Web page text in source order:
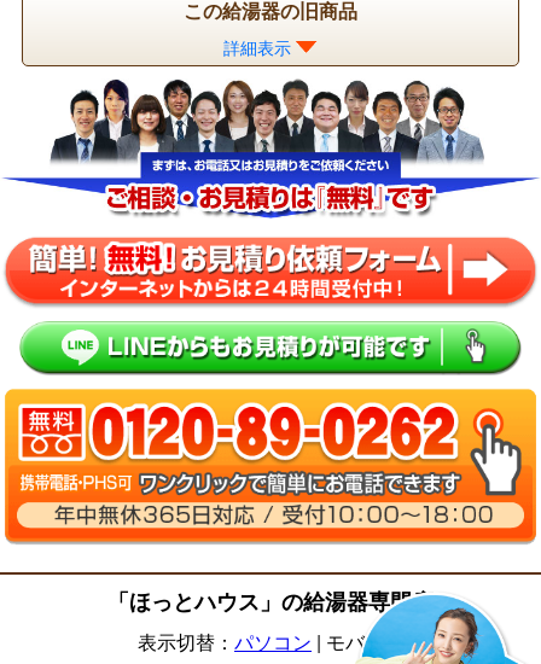
この給湯器の旧商品
詳細表示
「ほっとハウス」の給湯器専門店
表示切替： パソコン | モバイル